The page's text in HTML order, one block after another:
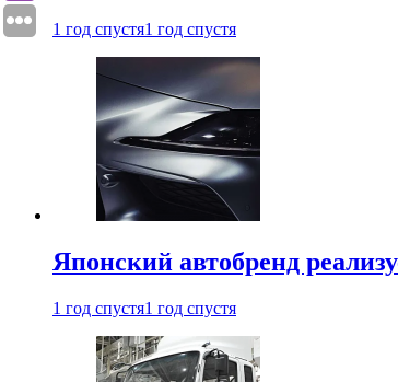
1 год спустя1 год спустя
Японский автобренд
1 год спустя1 год спустя